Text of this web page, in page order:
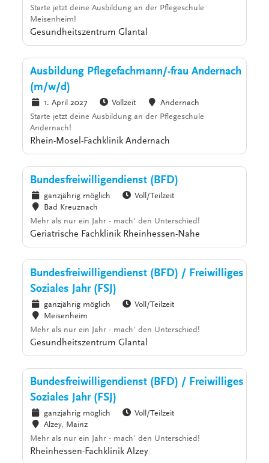
Starte jetzt deine Ausbildung an der Pflegeschule
Meisenheim!
Gesundheitszentrum Glantal
Ausbildung Pflegefachmann/-frau Andernach
(m/w/d)
1. April 2027 Vollzeit
Andernach
Starte jetzt deine Ausbildung an der Pflegeschule
Andernach!
Rhein-Mosel-Fachklinik Andernach
Bundesfreiwilligendienst (BFD)
ganzjährig möglich
Voll/Teilzeit
Bad Kreuznach
Mehr als nur ein Jahr - mach' den Unterschied!
Geriatrische Fachklinik Rheinhessen-Nahe
Bundesfreiwilligendienst (BFD) / Freiwilliges
Soziales Jahr (FSJ)
ganzjährig möglich
Voll/Teilzeit
Meisenheim
Mehr als nur ein Jahr - mach' den Unterschied!
Gesundheitszentrum Glantal
Bundesfreiwilligendienst (BFD) / Freiwilliges
Soziales Jahr (FSJ)
ganzjährig möglich
Voll/Teilzeit
Alzey, Mainz
Mehr als nur ein Jahr - mach' den Unterschied!
Rheinhessen-Fachklinik Alzey